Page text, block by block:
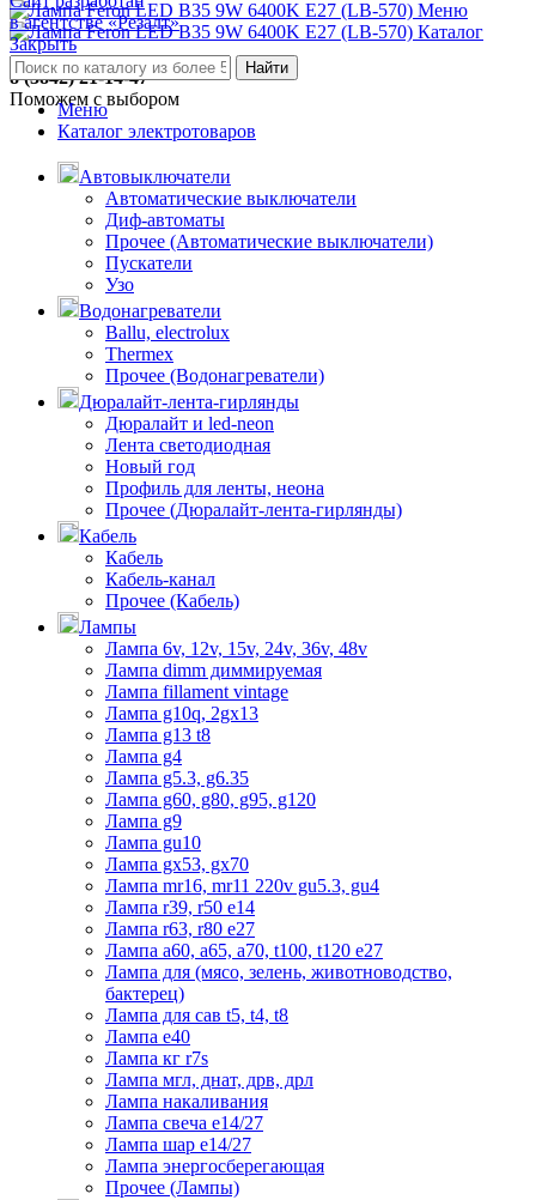
Меню
Каталог
8 (3842) 21-14-47
Поможем с выбором
в агентстве «Резалт»
Закрыть
Найти
Меню
Каталог электротоваров
Автовыключатели
Автоматические выключатели
Диф-автоматы
Прочее (Автоматические выключатели)
Пускатели
Узо
Водонагреватели
Ballu, electrolux
Thermex
Прочее (Водонагреватели)
Дюралайт-лента-гирлянды
Дюралайт и led-neon
Лента светодиодная
Новый год
Профиль для ленты, неона
Прочее (Дюралайт-лента-гирлянды)
Кабель
Кабель
Кабель-канал
Прочее (Кабель)
Лампы
Лампа 6v, 12v, 15v, 24v, 36v, 48v
Лампа dimm диммируемая
Лампа fillament vintage
Лампа g10q, 2gx13
Лампа g13 t8
Лампа g4
Лампа g5.3, g6.35
Лампа g60, g80, g95, g120
Лампа g9
Лампа gu10
Лампа gx53, gx70
Лампа mr16, mr11 220v gu5.3, gu4
Лампа r39, r50 е14
Лампа r63, r80 е27
Лампа а60, а65, а70, t100, t120 е27
Лампа для (мясо, зелень, животноводство,
бактерец)
Лампа для сав t5, t4, t8
Лампа е40
Лампа кг r7s
Лампа мгл, днат, дрв, дрл
Лампа накаливания
Лампа свеча е14/27
Лампа шар е14/27
Лампа энергосберегающая
Прочее (Лампы)